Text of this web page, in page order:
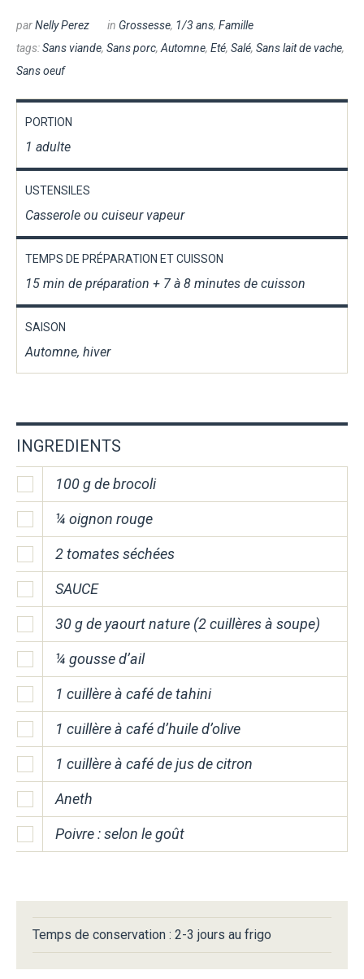
parNelly Perez in Grossesse, 1/3 ans, Famille
tags:Sans viande, Sans porc, Automne, Eté, Salé, Sans lait de vache,
Sans oeuf
PORTION
1 adulte
USTENSILES
Casserole ou cuiseur vapeur
TEMPS DE PRÉPARATION ET CUISSON
15 min de préparation + 7 à 8 minutes de cuisson
SAISON
Automne, hiver
INGREDIENTS
100 g de brocoli
¼ oignon rouge
2 tomates séchées
SAUCE
30 g de yaourt nature (2 cuillères à soupe)
¼ gousse d’ail
1 cuillère à café de tahini
1 cuillère à café d’huile d’olive
1 cuillère à café de jus de citron
Aneth
Poivre : selon le goût
Temps de conservation : 2-3 jours au frigo